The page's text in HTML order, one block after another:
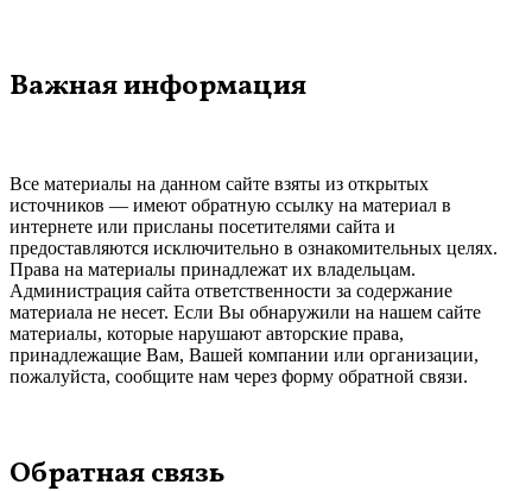
Важная информация
Все материалы на данном сайте взяты из открытых
источников — имеют обратную ссылку на материал в
интернете или присланы посетителями сайта и
предоставляются исключительно в ознакомительных целях.
Права на материалы принадлежат их владельцам.
Администрация сайта ответственности за содержание
материала не несет. Если Вы обнаружили на нашем сайте
материалы, которые нарушают авторские права,
принадлежащие Вам, Вашей компании или организации,
пожалуйста, сообщите нам через форму обратной связи.
Обратная связь